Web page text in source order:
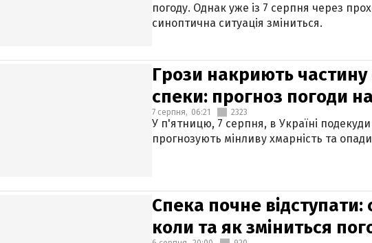
погоду. Однак уже із 7 серпня через
синоптична ситуація зміниться.
Грози накриють частину
спеки: прогноз погоди
7 серпня, 06:21 2323
У п'ятницю, 7 серпня, в Україні
прогнозують мінливу хмарність та опади
Спека почне
коли та як зміниться